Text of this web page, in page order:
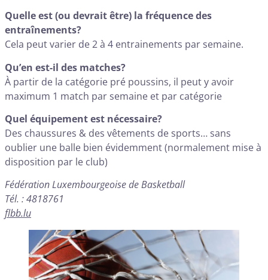
Quelle est (ou devrait être) la fréquence des
entraînements?
Cela peut varier de 2 à 4 entrainements par semaine.
Qu’en est-il des matches?
À partir de la catégorie pré poussins, il peut y avoir
maximum 1 match par semaine et par catégorie
Quel équipement est nécessaire?
Des chaussures & des vêtements de sports… sans
oublier une balle bien évidemment (normalement mise à
disposition par le club)
Fédération Luxembourgeoise de Basketball
Tél. : 4818761
flbb.lu